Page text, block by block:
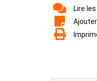
Lire